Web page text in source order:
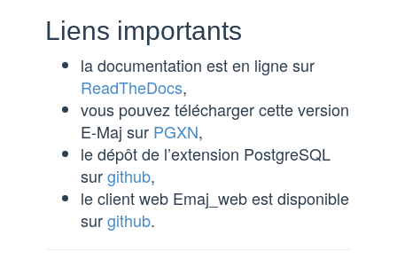
Liens importants
la documentation est en ligne sur
ReadTheDocs,
vous pouvez télécharger cette version
E-Maj sur PGXN,
le dépôt de l’extension PostgreSQL
surgithub,
le client web Emaj_web est disponible
surgithub.